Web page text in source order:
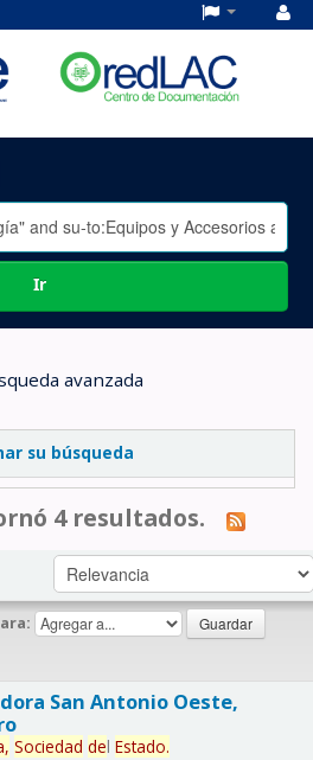
Ir
avanzada
su búsqueda
4 resultados.
San Antonio Oeste,
Sociedad del Estado.